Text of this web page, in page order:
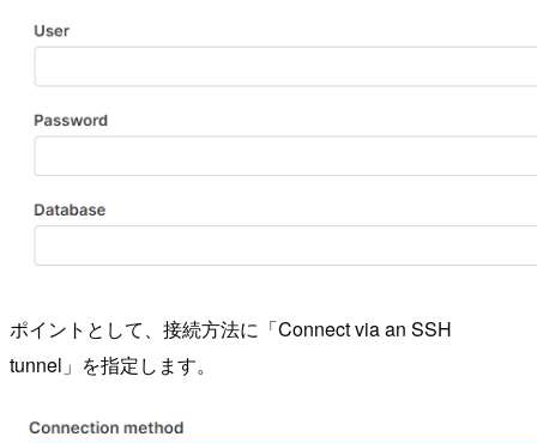
ポイントとして、接続方法に「Connect via an SSH
tunnel」を指定します。